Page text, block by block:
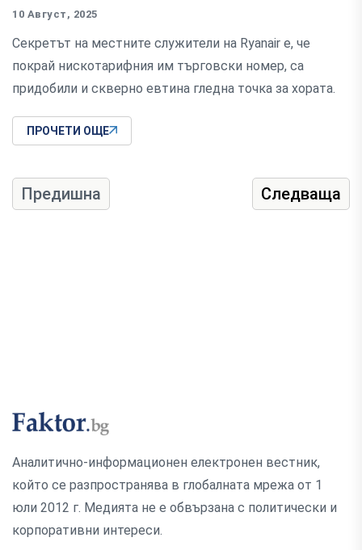
10 Август, 2025
Секретът на местните служители на Ryanair е, че
покрай нискотарифния им търговски номер, са
придобили и скверно евтина гледна точка за хората.
ПРОЧЕТИ ОЩЕ
Предишна Следваща
Аналитично-информационен електронен вестник,
който се разпространява в глобалната мрежа от 1
юли 2012 г. Медията не е обвързана с политически и
корпоративни интереси.